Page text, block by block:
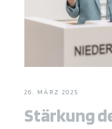
26. MÄRZ 2025
Stärkung